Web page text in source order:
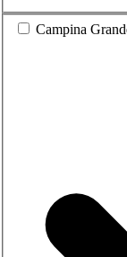
Campina